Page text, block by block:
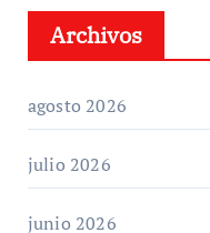
Archivos
agosto 2026
julio 2026
junio 2026